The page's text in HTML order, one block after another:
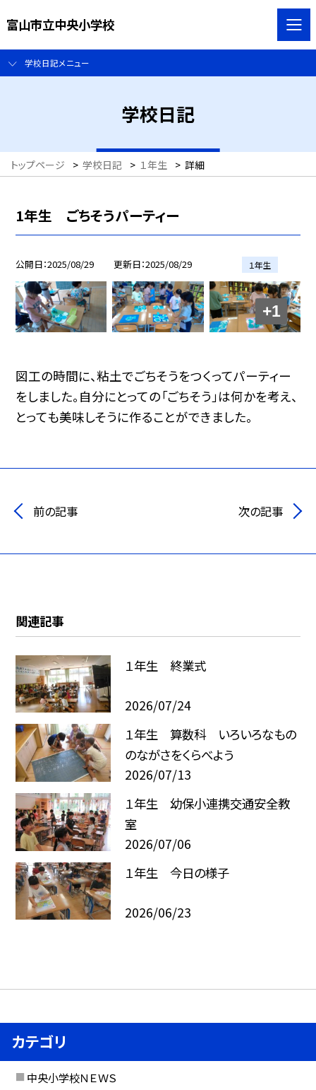
富山市立中央小学校
学校日記メニュー
学校日記
トップページ > 学校日記 > １年生 > 詳細
1年生 ごちそうパーティー
公開日 2025/08/29 更新日 2025/08/29 １年生
+1
図工の時間に、粘土でごちそうをつくってパーティー
をしました。自分にとっての「ごちそう」は何かを考え、
とっても美味しそうに作ることができました。
前の記事 次の記事
関連記事
１年生 終業式
2026/07/24
１年生 算数科 いろいろなもの
のながさをくらべよう
2026/07/13
１年生 幼保小連携交通安全教
室
2026/07/06
１年生 今日の様子
2026/06/23
カテゴリ
中央小学校ＮＥＷＳ